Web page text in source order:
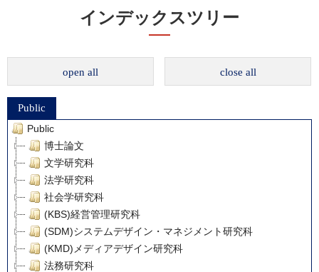
インデックスツリー
open all close all
Public
Public
博士論文
文学研究科
法学研究科
社会学研究科
(KBS)経営管理研究科
(SDM)システムデザイン・マネジメント研究科
(KMD)メディアデザイン研究科
法務研究科